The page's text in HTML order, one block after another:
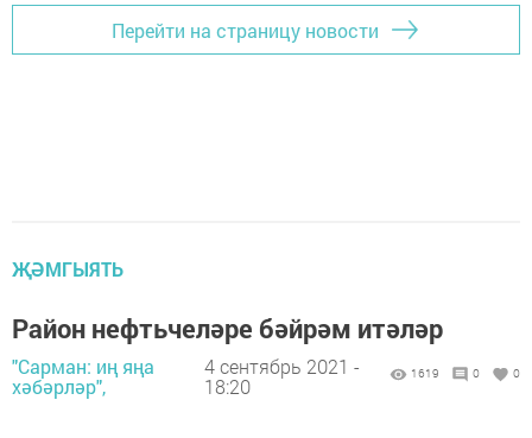
Перейти на страницу новости
ҖӘМГЫЯТЬ
Район нефтьчеләре бәйрәм итәләр
"Сарман: иң яңа
хәбәрләр",
4 сентябрь 2021 -
18:20
1619 0 0